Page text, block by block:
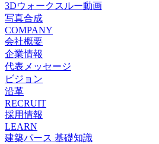
3Dウォークスルー動画
写真合成
COMPANY
会社概要
企業情報
代表メッセージ
ビジョン
沿革
RECRUIT
採用情報
LEARN
建築パース 基礎知識